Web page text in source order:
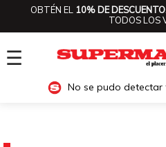
OBTÉN EL 10% DE
TODOS LOS
☰
No se pudo detectar